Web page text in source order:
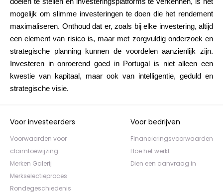
mogelijk om slimme investeringen te doen die het rendement
maximaliseren. Onthoud dat er, zoals bij elke investering, altijd
een element van risico is, maar met zorgvuldig onderzoek en
strategische planning kunnen de voordelen aanzienlijk zijn.
Investeren in onroerend goed in Portugal is niet alleen een
kwestie van kapitaal, maar ook van intelligentie, geduld en
strategische visie.
Voor investeerders
Voorwaarden voor
claimtoewijzing
Merken Galerij
Merkselectieproces
Rondegeschiedenis
Voor bedrijven
Financieringsvoorwaarden
Hoe het werkt
Dien een aanvraag in